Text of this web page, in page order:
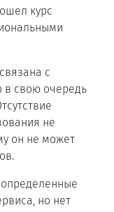
курс
с
в свою очередь
не
он не может
но нет